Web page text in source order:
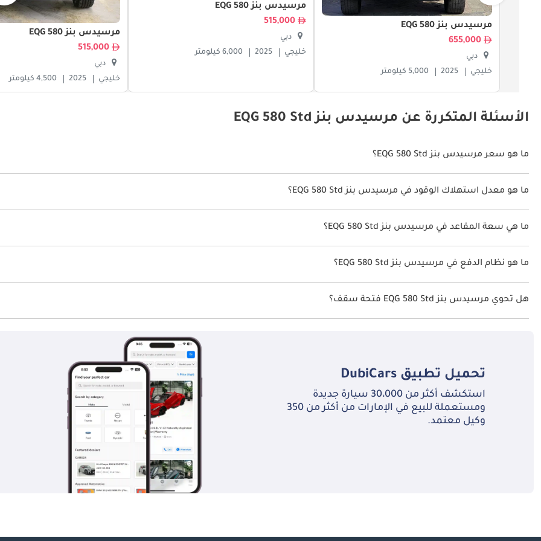
مرسيدس بنز EQG 580
655,000
دبي
خليجي
2025 5,000 كيلومتر
مرسيدس بنز EQG 580
515,000
دبي
خليجي
2025 6,000 كيلومتر
مرسيدس بنز EQG 580
515,000
دبي
خليجي
2025 4,500 كيلومتر
الأسئلة المتكررة عن مرسيدس بنز EQG 580 Std
ما هو سعر مرسيدس بنز EQG 580 Std؟
سعر مرسيدس بنز EQG 580 Std هو درهم 826,900.
ما هو معدل استهلاك الوقود في مرسيدس بنز EQG 580 Std؟
يبلغ معدل استهلاك الوقود المقترح من الشركة المصنعة لسيارة مرسيدس بنز EQG 580 2026 من 473كم.
ما هي سعة المقاعد في مرسيدس بنز EQG 580 Std؟
تتسع مرسيدس بنز EQG 580 Std لأ 5 أشخاص.
ما هو نظام الدفع في مرسيدس بنز EQG 580 Std؟
نظام الدفع في مرسيدس بنز EQG 580 All Wheel Drive Std.
هل تحوي مرسيدس بنز EQG 580 Std فتحة سقف؟
نعم توفر مرسيدس بنز EQG 580 Std فتحة السقف كخيار.
تحميل تطبيق DubiCars
استكشف أكثر من 30،000 سيارة جديدة
ومستعملة للبيع في الإمارات من أكثر من 350
وكيل معتمد.